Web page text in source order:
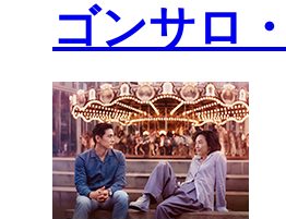
ゴンサロ